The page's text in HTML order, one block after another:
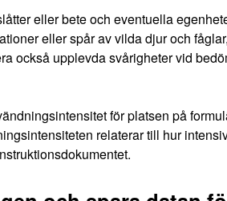
eller bete och eventuella
eller spår av vilda djur och
också upplevda svårigheter vid
för platsen på
relaterar till hur
.